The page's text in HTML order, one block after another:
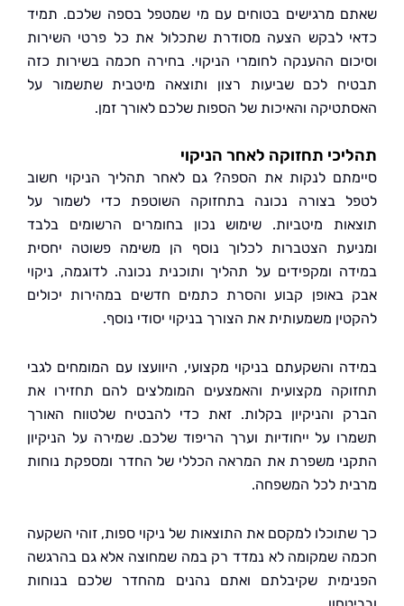
מרגישים בטוחים עם מי שמטפל בספה שלכם. תמיד
לבקש הצעה מסודרת שתכלול את כל פרטי השירות
ההענקה לחומרי הניקוי. בחירה חכמה בשירות כזה
לכם שביעות רצון ותוצאה מיטבית שתשמור על
והאיכות של הספות שלכם לאורך זמן.
תחזוקה לאחר הניקוי
לנקות את הספה? גם לאחר תהליך הניקוי חשוב
בצורה נכונה בתחזוקה השוטפת כדי לשמור על
מיטביות. שימוש נכון בחומרים הרשומים בלבד
הצטברות לכלוך נוסף הן משימה פשוטה יחסית
ומקפידים על תהליך ותוכנית נכונה. לדוגמה, ניקוי
קבוע והסרת כתמים חדשים במהירות יכולים
משמעותית את הצורך בניקוי יסודי נוסף.
והשקעתם בניקוי מקצועי, היוועצו עם המומחים לגבי
מקצועית והאמצעים המומלצים להם תחזירו את
והניקיון בקלות. זאת כדי להבטיח שלטווח האורך
על ייחודיות וערך הריפוד שלכם. שמירה על הניקיון
משפרת את המראה הכללי של החדר ומספקת נוחות
לכל המשפחה.
למקסם את התוצאות של ניקוי ספות, זוהי השקעה
שמקומה לא נמדד רק במה שמחוצה אלא גם בהרגשה
שקיבלתם ואתם נהנים מהחדר שלכם בנוחות